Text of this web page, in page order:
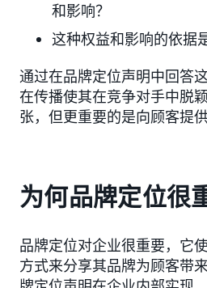
和影响？
这种权益和影响的依据
通过在品牌定位声明中回答
在传播使其在竞争对手中脱
张，但更重要的是向顾客提
为何品牌定位很
品牌定位对企业很重要，它
方式来分享其品牌为顾客带